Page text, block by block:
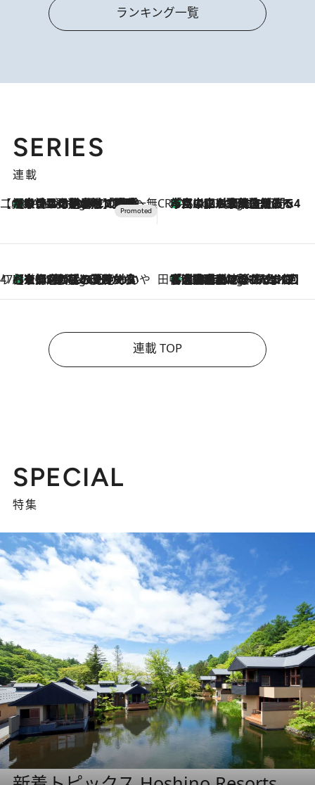
ランキング一覧
SERIES
連載
【CREA×星野リゾート】唯一無二。癒しと発見が待つ場所へ
2 Hours Ago
【トンボの足水浴】ヒノキの香りに包まれて涼感マックス！約13℃の湧水かけ流しを避暑地「星野温泉 トンボの湯」で体験 CREA'S CHOICE
4 Hours Ago
「立川にも歌舞伎があるんだよ」 片岡仁左衛門・市川中車ら豪華座組みで4年目の立川立飛歌舞伎へ
47都道府県の手みやげ ひんやりスイーツで夏を満喫
4 Hours Ago
【京都府】この夏絶対食べたい 冷やしておいしいおやつ3選 ひと口目から心を掴む新緑のテリーヌ 田中稲の勝手に再ブーム
9 Hours Ago
「湘南乃風に憧れて」観客大盛上がりの“タオル回し”に、ラッパー顔負けの高速歌唱まで…さだまさし（74）のアグレッシブすぎる現在地
連載 TOP
SPECIAL
特集